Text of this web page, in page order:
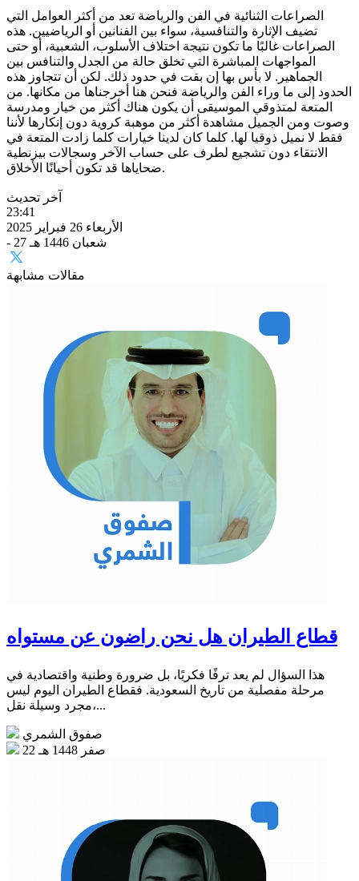
الصراعات الثنائية في الفن والرياضة تعد من أكثر العوامل التي
تضيف الإثارة والتنافسية، سواء بين الفنانين أو الرياضيين. هذه
الصراعات غالبًا ما تكون نتيجة اختلاف الأسلوب، الشعبية، أو حتى
المواجهات المباشرة التي تخلق حالة من الجدل والتنافس بين
الجماهير. لا بأس بها إن بقت في حدود ذلك. لكن أن تتجاوز هذه
الحدود إلى ما وراء الفن والرياضة فنحن هنا أخرجناها من مكانها. من
المتعة لمتذوقي الموسيقى أن يكون هناك أكثر من خيار ومدرسة
وصوت ومن الجميل مشاهدة أكثر من موهبة كروية دون إنكارها لأننا
فقط لا نميل ذوقيا لها. كلما كان لدينا خيارات كلما زادت المتعة في
الانتقاء دون تشجيع لطرف على حساب الآخر وسجالات بيزنطية
ضحاياها قد تكون أحيانًا الأخلاق.
آخر تحديث
23:41
الأربعاء 26 فبراير 2025
- 27 شعبان 1446 هـ
مقالات مشابهة
قطاع الطيران هل نحن راضون عن مستواه
هذا السؤال لم يعد ترفًا فكريًا، بل ضرورة وطنية واقتصادية في
مرحلة مفصلية من تاريخ السعودية. فقطاع الطيران اليوم ليس
مجرد وسيلة نقل،...
صفوق الشمري
22 صفر 1448 هـ